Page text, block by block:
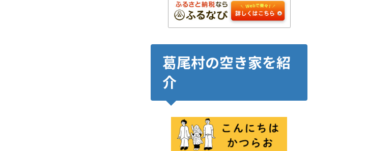
葛尾村の空き家を紹
介